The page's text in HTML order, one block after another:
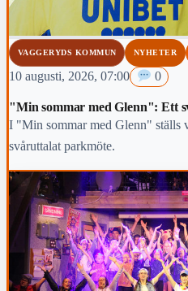
VAGGERYDS KOMMUN NYHETER
10 augusti, 2026, 07:00 0
"Min sommar med Glenn": Ett
I "Min sommar med Glenn" ställs
svåruttalat parkmöte.